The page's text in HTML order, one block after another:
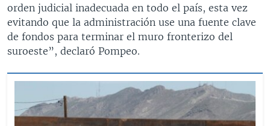
orden judicial inadecuada en todo el país, esta vez
evitando que la administración use una fuente clave
de fondos para terminar el muro fronterizo del
suroeste”, declaró Pompeo.